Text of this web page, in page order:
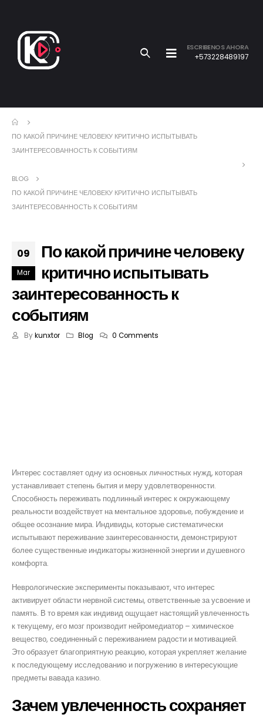
ESCRIBENOS AHORA
+573228489197
ПО КАКОЙ ПРИЧИНЕ ЧЕЛОВЕКУ КРИТИЧНО ИСПЫТЫВАТЬ
ЗАИНТЕРЕСОВАННОСТЬ К СОБЫТИЯМ
BLOG
ПО КАКОЙ ПРИЧИНЕ ЧЕЛОВЕКУ КРИТИЧНО ИСПЫТЫВАТЬ
ЗАИНТЕРЕСОВАННОСТЬ К СОБЫТИЯМ
09
Mar
По какой причине человеку
критично испытывать
заинтересованность к
событиям
Bykunxtor Blog 0 Comments
Интерес составляет одну из основных личностных нужд, которая
устанавливает степень бытия и меру удовлетворенности.
Способность переживать подлинный интерес к окружающему
реальности воздействует на ментальное здоровье, побуждение и
общее осознание мира. Индивиды, которые систематически
испытывают переживание заинтересованности, демонстрируют
более существенные индикаторы жизненной энергии и душевного
комфорта.
Неврологические эксперименты показывают, что интерес
активирует области нервной системы, ответственные за усвоение и
память. В то время как индивид ощущает настоящий увлеченность
к текущему, его мозг производит нейромедиатор – химическое
вещество, соединенный с переживанием радости и мотивацией.
Это образует благоприятную реакцию, которая укрепляет желание
к последующему исследованию и погружению в интересующие
предметы вавада казино.
Зачем увлеченность сохраняет